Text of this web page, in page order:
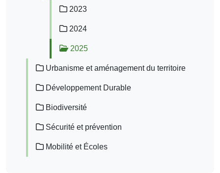
2023
2024
2025
Urbanisme et aménagement du territoire
Développement Durable
Biodiversité
Sécurité et prévention
Mobilité et Écoles